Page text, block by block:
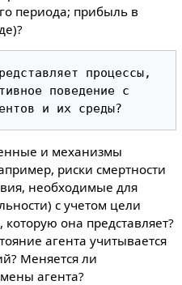
периода; прибыль в
процессы,
поведение с
и механизмы
риски смертности
необходимые для
с учетом цели
она представляет?
агента учитывается
Меняется ли
агента?